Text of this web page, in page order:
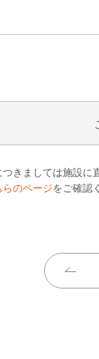
きましては施設に
らのページをご確認